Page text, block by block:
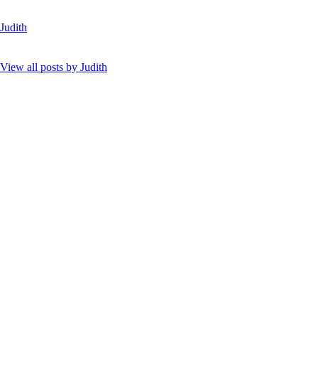
Judith
View all posts by Judith